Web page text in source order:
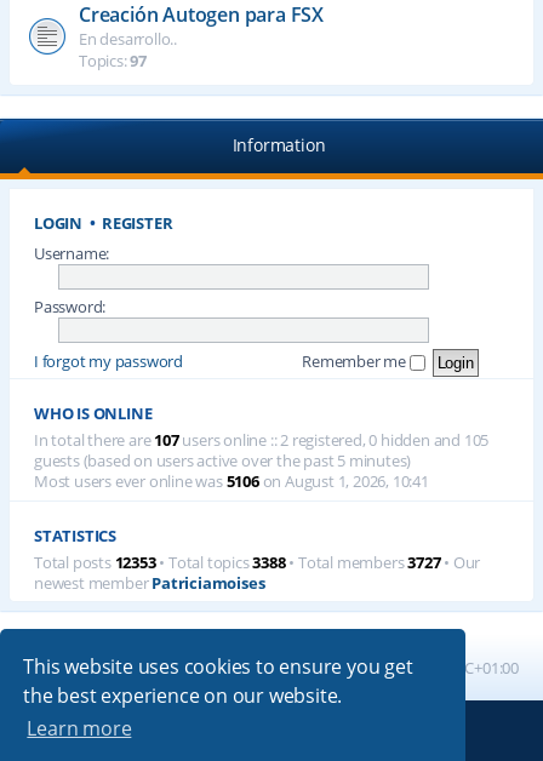
This website uses cookies to ensure you get
the best experience on our website.
Learn more
Creación Autogen para FSX
En desarrollo..
Topics:97
Information
LOGIN • REGISTER
Username:
Password:
I forgot my password Remember me
WHO IS ONLINE
In total there are107users online :: 2 registered, 0 hidden and 105
guests (based on users active over the past 5 minutes)
Most users ever online was5106on August 1, 2026, 10:41
STATISTICS
Total posts 12353• Total topics3388• Total members3727• Our
newest memberPatriciamoises
Board index All times are UTC+01:00